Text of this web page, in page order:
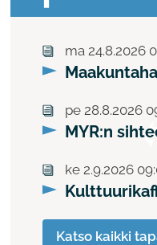
ma 24.8.2026
pe 28.8.2026
MYR:n
ke 2.9.2026
Katso kaikki